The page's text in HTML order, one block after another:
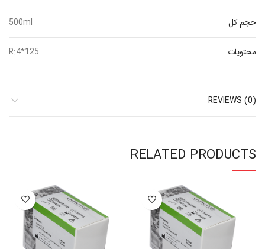
حجم کل 500ml
محتویات R:4*125
REVIEWS (0)
RELATED PRODUCTS